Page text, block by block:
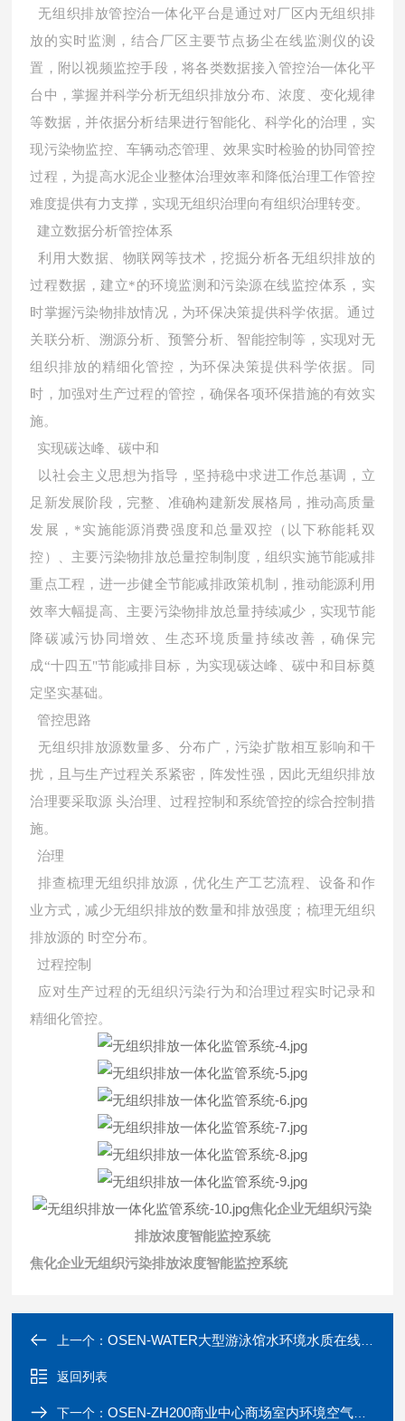
无组织排放管控治一体化平台是通过对厂区内无组织排
放的实时监测，结合厂区主要节点扬尘在线监测仪的设
置，附以视频监控手段，将各类数据接入管控治一体化平
台中，掌握并科学分析无组织排放分布、浓度、变化规律
等数据，并依据分析结果进行智能化、科学化的治理，实
现污染物监控、车辆动态管理、效果实时检验的协同管控
过程，为提高水泥企业整体治理效率和降低治理工作管控
难度提供有力支撑，实现无组织治理向有组织治理转变。
建立数据分析管控体系
利用大数据、物联网等技术，挖掘分析各无组织排放的
过程数据，建立*的环境监测和污染源在线监控体系，实
时掌握污染物排放情况，为环保决策提供科学依据。通过
关联分析、溯源分析、预警分析、智能控制等，实现对无
组织排放的精细化管控，为环保决策提供科学依据。同
时，加强对生产过程的管控，确保各项环保措施的有效实
施。
实现碳达峰、碳中和
以社会主义思想为指导，坚持稳中求进工作总基调，立
足新发展阶段，完整、准确构建新发展格局，推动高质量
发展，*实施能源消费强度和总量双控（以下称能耗双
控）、主要污染物排放总量控制制度，组织实施节能减排
重点工程，进一步健全节能减排政策机制，推动能源利用
效率大幅提高、主要污染物排放总量持续减少，实现节能
降碳减污协同增效、生态环境质量持续改善，确保完
成“十四五"节能减排目标，为实现碳达峰、碳中和目标奠
定坚实基础。
管控思路
无组织排放源数量多、分布广，污染扩散相互影响和干
扰，且与生产过程关系紧密，阵发性强，因此无组织排放
治理要采取源 头治理、过程控制和系统管控的综合控制措
施。
治理
排查梳理无组织排放源，优化生产工艺流程、设备和作
业方式，减少无组织排放的数量和排放强度；梳理无组织
排放源的 时空分布。
过程控制
应对生产过程的无组织污染行为和治理过程实时记录和
精细化管控。
焦化企业无组织污染
排放浓度智能监控系统
焦化企业无组织污染排放浓度智能监控系统
上一个：OSEN-WATER大型游泳馆水环境水质在线监测预警管理系统
返回列表
下一个：OSEN-ZH200商业中心商场室内环境空气质量在线检测系统